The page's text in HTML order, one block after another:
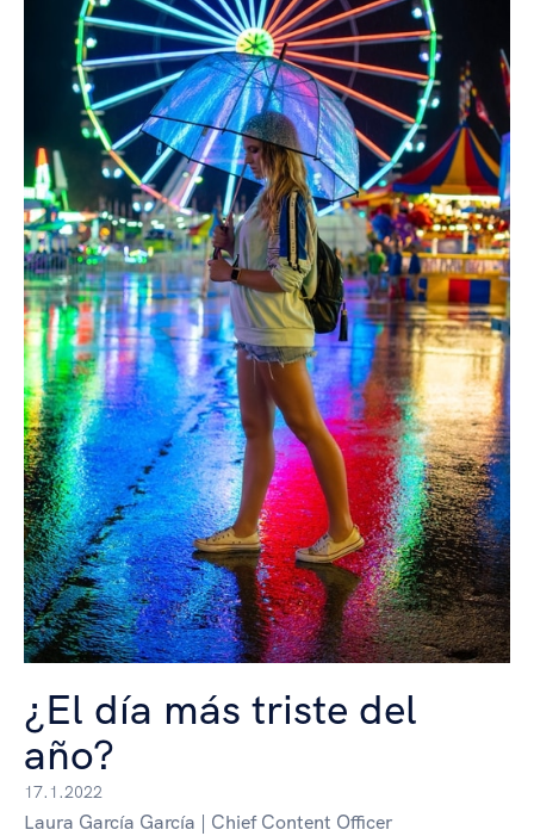
¿El día más triste del
año?
17.1.2022
Laura García García | Chief Content Officer